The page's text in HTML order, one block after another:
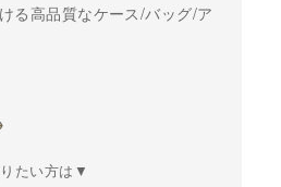
る高品質なケース/バッグ/ア
たい方は▼